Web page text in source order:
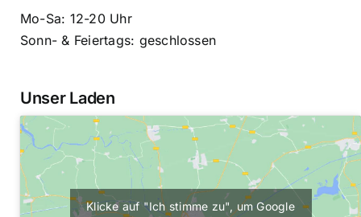
Mo-Sa: 12-20 Uhr
Sonn- & Feiertags: geschlossen
Unser Laden
Klicke auf "Ich stimme zu", um Google